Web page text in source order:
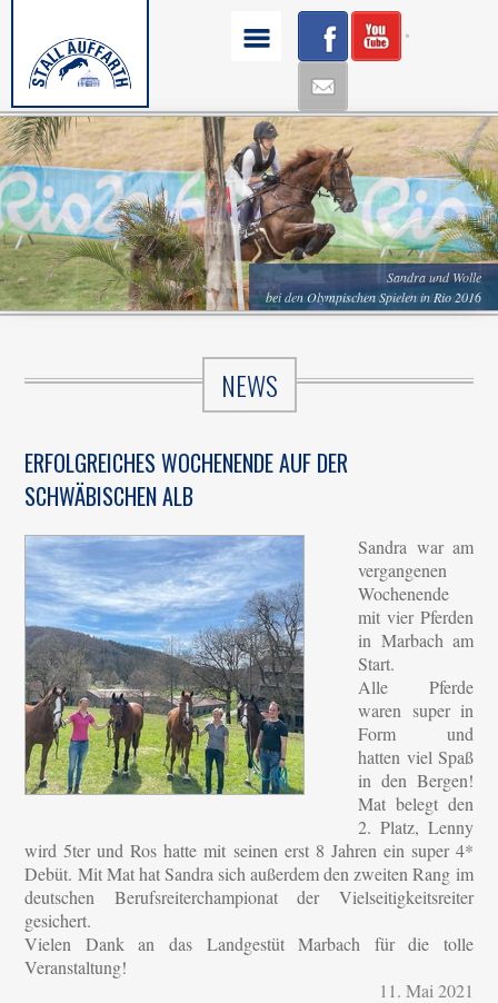
Sandra und Landlord in Hamburg
Sandra und Wolle
bei den Olympischen Spielen in Rio 2016
NEWS
ERFOLGREICHES WOCHENENDE AUF DER
SCHWÄBISCHEN ALB
Sandra war am
vergangenen
Wochenende
mit vier Pferden
in Marbach am
Start.
Alle Pferde
waren super in
Form und
hatten viel Spaß
in den Bergen!
Mat belegt den
2. Platz, Lenny
wird 5ter und Ros hatte mit seinen erst 8 Jahren ein super 4*
Debüt. Mit Mat hat Sandra sich außerdem den zweiten Rang im
deutschen Berufsreiterchampionat der Vielseitigkeitsreiter
gesichert.
Vielen Dank an das Landgestüt Marbach für die tolle
Veranstaltung!
11. Mai 2021